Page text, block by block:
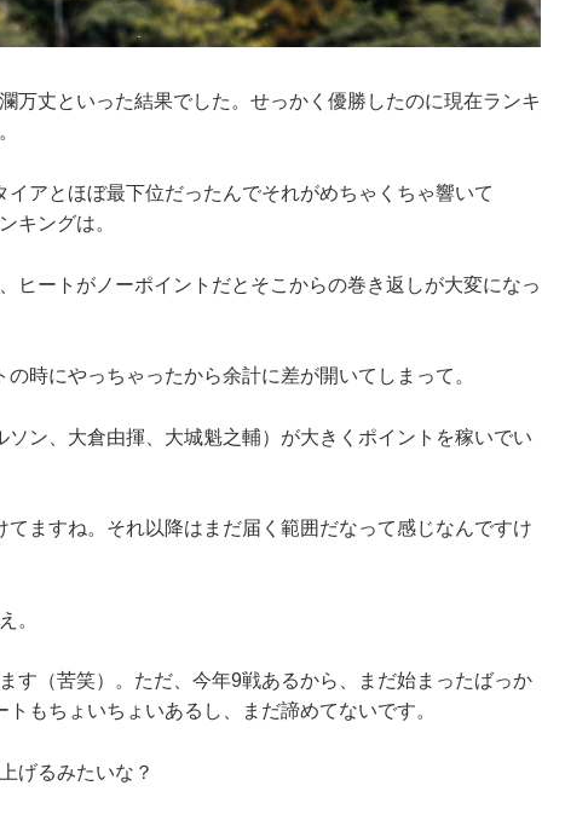
万丈といった結果でした。せっかく優勝したのに現在ランキ
アとほぼ最下位だったんでそれがめちゃくちゃ響いて
キングは。
ヒートがノーポイントだとそこからの巻き返しが大変になっ
時にやっちゃったから余計に差が開いてしまって。
ン、大倉由揮、大城魁之輔）が大きくポイントを稼いでい
ますね。それ以降はまだ届く範囲だなって感じなんですけ
。
す（苦笑）。ただ、今年9戦あるから、まだ始まったばっか
もちょいちょいあるし、まだ諦めてないです。
げるみたいな？